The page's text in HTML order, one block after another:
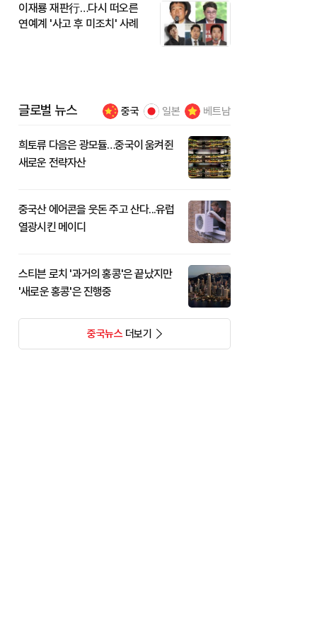
이재룡 재판行…다시 떠오른
연예계 '사고 후 미조치' 사례
글로벌 뉴스 중국 일본 베트남
희토류 다음은 광모듈…중국이 움켜쥔
새로운 전략자산
중국산 에어콘을 웃돈 주고 산다...유럽
열광시킨 메이디
스티븐 로치 '과거의 홍콩'은 끝났지만
'새로운 홍콩'은 진행중
중국뉴스더보기